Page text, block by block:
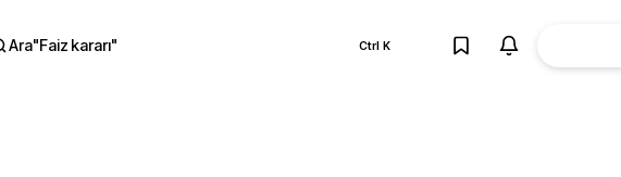
Ara"Faiz kararı" Ctrl K